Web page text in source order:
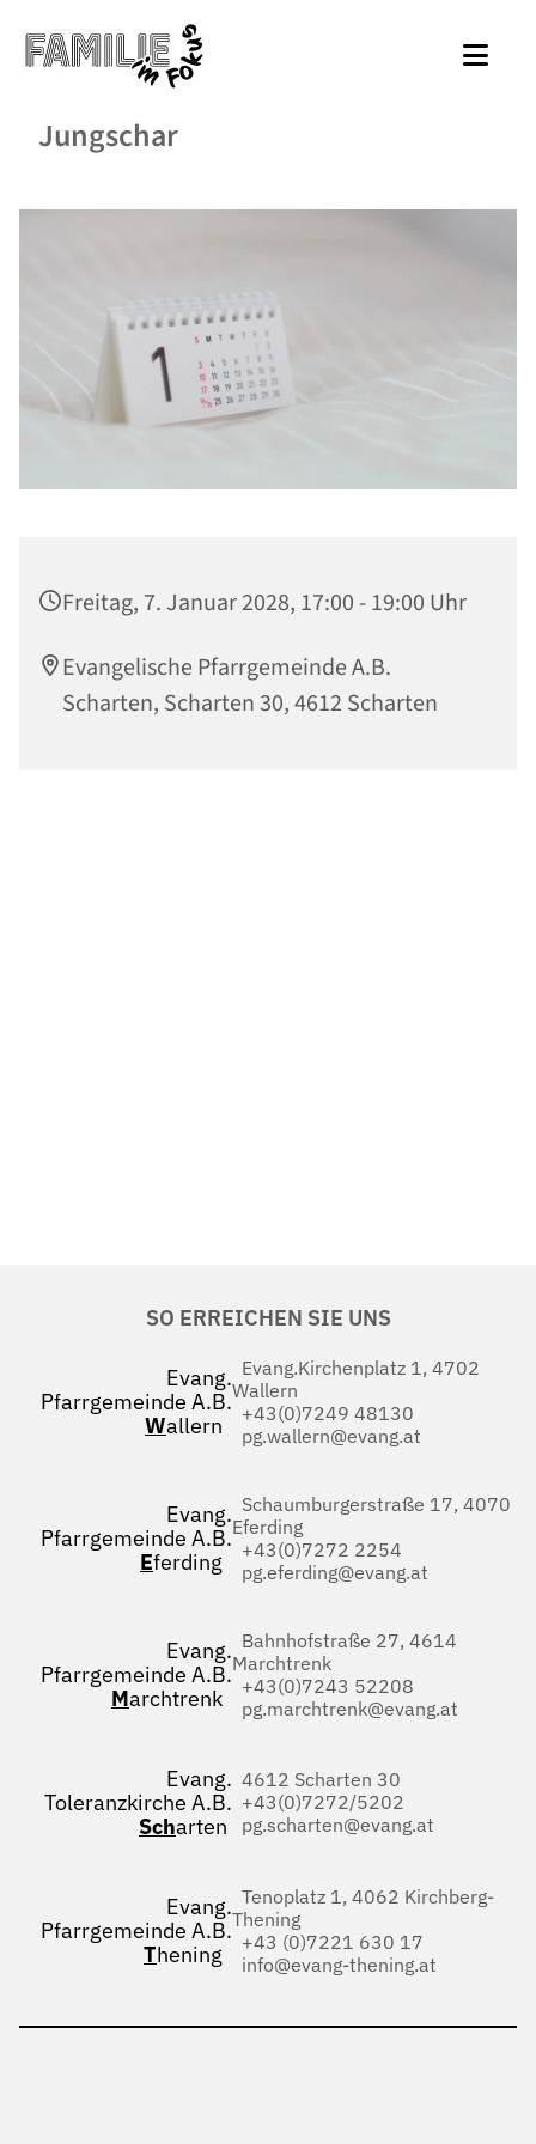
Jungschar
Freitag, 7. Januar 2028, 17:00 - 19:00 Uhr
Evangelische Pfarrgemeinde A.B.
Scharten, Scharten 30, 4612 Scharten
SO ERREICHEN SIE UNS
Evang.
Pfarrgemeinde A.B.
Wallern
Evang.Kirchenplatz 1, 4702
Wallern
+43(0)7249 48130
pg.wallern@evang.at
Evang.
Pfarrgemeinde A.B.
Eferding
Schaumburgerstraße 17, 4070
Eferding
+43(0)7272 2254
pg.eferding@evang.at
Evang.
Pfarrgemeinde A.B.
Marchtrenk
Bahnhofstraße 27, 4614
Marchtrenk
+43(0)7243 52208
pg.marchtrenk@evang.at
Evang.
Toleranzkirche A.B.
Scharten
4612 Scharten 30
+43(0)7272/5202
pg.scharten@evang.at
Evang.
Pfarrgemeinde A.B.
Thening
Tenoplatz 1, 4062 Kirchberg-
Thening
+43 (0)7221 630 17
info@evang-thening.at